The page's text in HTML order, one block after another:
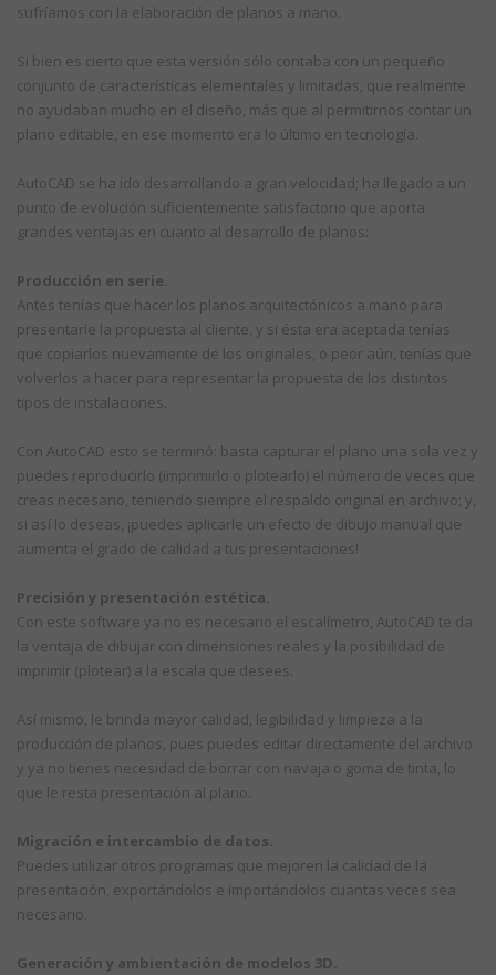
sufríamos con la elaboración de planos a mano.
Si bien es cierto que esta versión sólo contaba con un pequeño
conjunto de características elementales y limitadas, que realmente
no ayudaban mucho en el diseño, más que al permitirnos contar un
plano editable, en ese momento era lo último en tecnología.
AutoCAD se ha ido desarrollando a gran velocidad; ha llegado a un
punto de evolución suficientemente satisfactorio que aporta
grandes ventajas en cuanto al desarrollo de planos:
Producción en serie.
Antes tenías que hacer los planos arquitectónicos a mano para
presentarle la propuesta al cliente, y si ésta era aceptada tenías
que copiarlos nuevamente de los originales, o peor aún, tenías que
volverlos a hacer para representar la propuesta de los distintos
tipos de instalaciones.
Con AutoCAD esto se terminó: basta capturar el plano una sola vez y
puedes reproducirlo (imprimirlo o plotearlo) el número de veces que
creas necesario, teniendo siempre el respaldo original en archivo; y,
si así lo deseas, ¡puedes aplicarle un efecto de dibujo manual que
aumenta el grado de calidad a tus presentaciones!
Precisión y presentación estética.
Con este software ya no es necesario el escalímetro, AutoCAD te da
la ventaja de dibujar con dimensiones reales y la posibilidad de
imprimir (plotear) a la escala que desees.
Así mismo, le brinda mayor calidad, legibilidad y limpieza a la
producción de planos, pues puedes editar directamente del archivo
y ya no tienes necesidad de borrar con navaja o goma de tinta, lo
que le resta presentación al plano.
Migración e intercambio de datos.
Puedes utilizar otros programas que mejoren la calidad de la
presentación, exportándolos e importándolos cuantas veces sea
necesario.
Generación y ambientación de modelos 3D.